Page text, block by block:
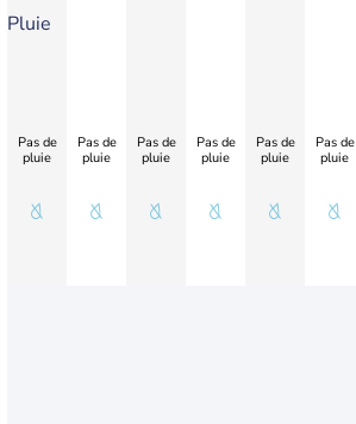
Pluie
Pas de
pluie
Pas de
pluie
Pas de
pluie
Pas de
pluie
Pas de
pluie
Pas de
pluie